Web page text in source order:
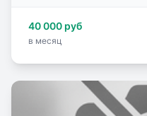
40 000 руб
в месяц